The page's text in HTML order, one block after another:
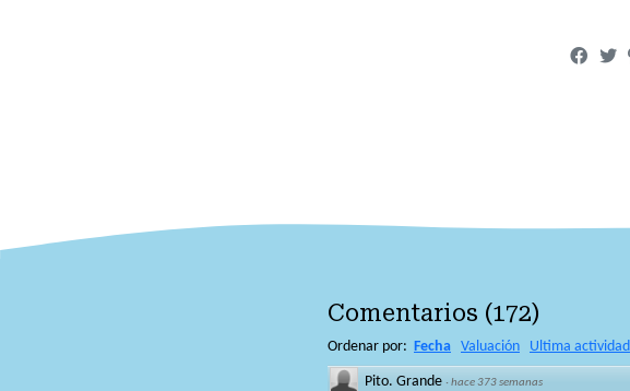
Comentarios (172)
Ordenar por: Fecha Valuación Ultima actividad
Pito. Grande ·hace 373 semanas